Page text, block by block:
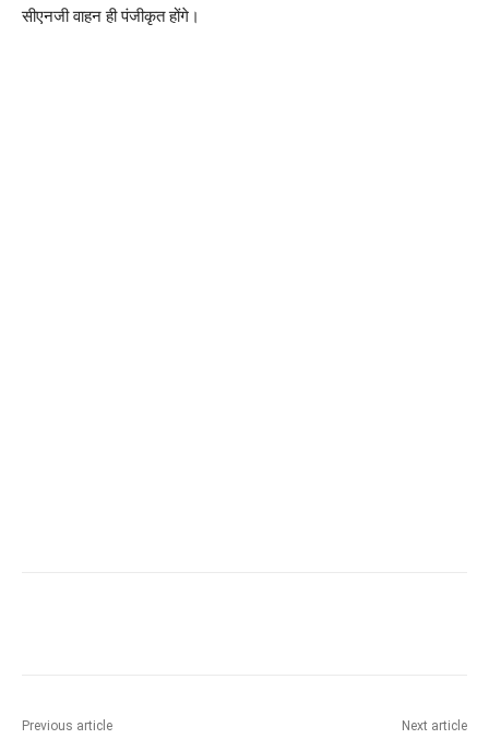
सीएनजी वाहन ही पंजीकृत होंगे।
Previous article Next article